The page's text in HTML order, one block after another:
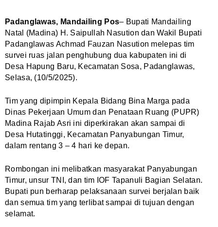
Padanglawas, Mandailing Pos– Bupati Mandailing
Natal (Madina) H. Saipullah Nasution dan Wakil Bupati
Padanglawas Achmad Fauzan Nasution melepas tim
survei ruas jalan penghubung dua kabupaten ini di
Desa Hapung Baru, Kecamatan Sosa, Padanglawas,
Selasa, (10/5/2025).
Tim yang dipimpin Kepala Bidang Bina Marga pada
Dinas Pekerjaan Umum dan Penataan Ruang (PUPR)
Madina Rajab Asri ini diperkirakan akan sampai di
Desa Hutatinggi, Kecamatan Panyabungan Timur,
dalam rentang 3 – 4 hari ke depan.
Rombongan ini melibatkan masyarakat Panyabungan
Timur, unsur TNI, dan tim IOF Tapanuli Bagian Selatan.
Bupati pun berharap pelaksanaan survei berjalan baik
dan semua tim yang terlibat sampai di tujuan dengan
selamat.